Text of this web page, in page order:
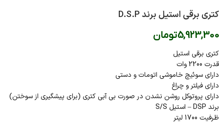
کتری برقی استیل برند D.S.P
5,923,300تومان
کتری برقی استیل
قدرت 2200 وات
دارای سوئیچ خاموشی اتومات و دستی
دارای فیلتر و چراغ
دارای پروتوکل روشن نشدن در صورت بی آبی کتری (برای پیشگیری از سوختن)
برند DSP – استیل S/S
ظرفیت 1700 لیتر